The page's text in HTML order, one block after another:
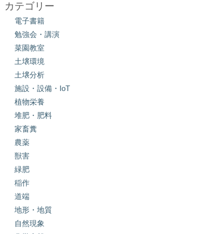
カテゴリー
電子書籍
勉強会・講演
菜園教室
土壌環境
土壌分析
施設・設備・IoT
植物栄養
堆肥・肥料
家畜糞
農薬
獣害
緑肥
稲作
道端
地形・地質
自然現象